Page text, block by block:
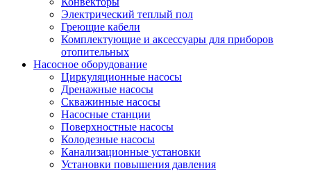
Электрический теплый пол
Греющие кабели
Комплектующие и аксессуары для приборов
отопительных
Насосное оборудование
Циркуляционные насосы
Дренажные насосы
Скважинные насосы
Насосные станции
Поверхностные насосы
Колодезные насосы
Канализационные установки
Установки повышения давления